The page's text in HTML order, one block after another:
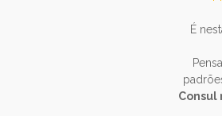
É
Consul